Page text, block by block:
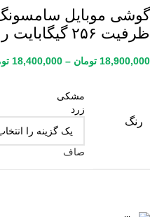
ظرفیت ۲۵۶ گیگابایت رم ۸ گیگابایت – ویتنام
18,900,000 تومان –
18,400,000
رنگ
مشکی
زرد
صاف